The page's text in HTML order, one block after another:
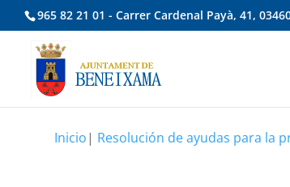
965 82 21 01 - Carrer Cardenal Payà, 41,
Inicio| Resolución de ayudas para la